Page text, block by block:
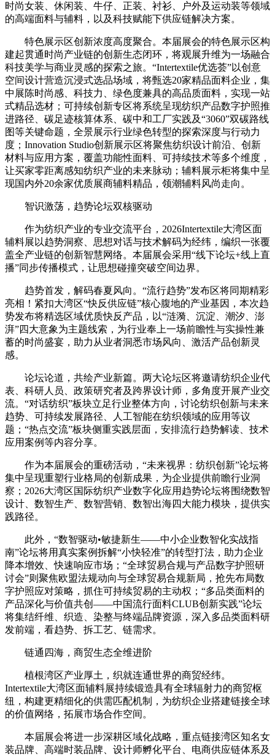
时尚女装、休闲装、牛仔、正装、衬衫、户外及运动装等领域
的高端面料与辅料，以及科技赋能下供应链解决方案。
特色展示区创新浓度高度聚合。本届展会的特色展示区构
建起贯通时尚产业链的创新生态闭环，将观展升维为一场融合
科技美学与商业灵感的探索之旅。“Intertextile优选荟”以创意
空间设计营造沉浸式选品场域，将甄选20家精品面料企业，集
中展陈时尚感、科技力、绿色度兼具的高品质面料，实现一站
式精品选材；可持续创新专区将系统呈现纺织产品数字护照推
进路径、碳足迹核算体系、碳中和工厂实践及“3060”双碳路线
图等关键命题，全景展示行业绿色转型的探索深度与行动力
度；Innovation Studio创新展示区将聚焦纺织设计前沿、创新
材料与应用方案，覆盖功能性面料、可持续技术等多个维度，
让买家零距离感知纺织产业的未来脉动；辅料展示柜将集中呈
现国内外20余家优质展商辅料精品，领潮辅料风尚走向。
智识激荡，趋势论坛双核驱动
作为纺织产业的专业交流平台，2026Intertextile大湾区面
辅料展以趋势洞察、思想对话与技术解码为经纬，编织一张覆
盖全产业链的创新智慧网络。本届展会采用“线下论坛+线上直
播”同步传播模式，让思想碰撞突破空间边界。
趋势首发，解码春夏风向。“流行趋势”发布区将同期精彩
亮相！紧扣大湾区“快反供应链”核心腹地的产业基因，本次趋
势发布将精选区域优质快反产品，以“涟漪、沉淀、潮汐、澎
湃”四大意象为主题线索，为行业奉上一场前瞻性与实操性兼
蓄的时尚盛宴，助力从业者洞悉市场风向、激活产品创新灵
感。
论坛论道，共绘产业新篇。两大论坛区将邀请纺织企业代
表、科研人员、政策研究者及跨界设计师，多角度开展产业交
流。“对话纺织”板块立足行业整体方向，讨论纺织创新与未来
趋势、可持续发展路径、人工智能在纺织领域的应用等议
题；“热点交流”板块侧重实践层面，安排流行趋势解读、技术
应用案例等内容分享。
作为本届展会的重磅活动，“未来视界：纺织创新”论坛将
集中呈现重塑行业格局的创新成果，为企业提供前瞻行业洞
察；2026大湾区国际纺织产业数字化应用趋势论坛将围绕数智
设计、数智生产、数智营销、数智出海四大能力模块，提供实
践路径。
此外，“数智驱动•敏捷新生——中小企业数智化实战指
南”论坛将用真实案例拆解“小快轻准”的转型打法，助力企业
降本增效、快速响应市场；“全球贸易合规与产品数字护照研
讨会”则聚焦欧盟法规动向与全球贸易合规新局，抢先布局数
字护照应对策略，抓住可持续贸易的主动权；“多品类面料的
产品深化与价值共创——中国流行面料CLUB创新实践”论坛
将集结纤维、织造、染整与终端品牌资源，深入多品类面料研
发前端，看趋势、拆工艺、链需求。
链通四海，商贸生态全维进阶
植根湾区产业厚土，织就连通世界的商贸经纬。
Intertextile大湾区面辅料展持续锻造具有全球辐射力的商贸枢
纽，构建更精细化的供需匹配机制，为纺织企业搭建链接全球
的价值网络，拓展市场合作空间。
本届展会将进一步深耕区域化战略，重点链接湾区知名女
装品牌、高端时装品牌、设计师孵化平台、电商供应链体系及